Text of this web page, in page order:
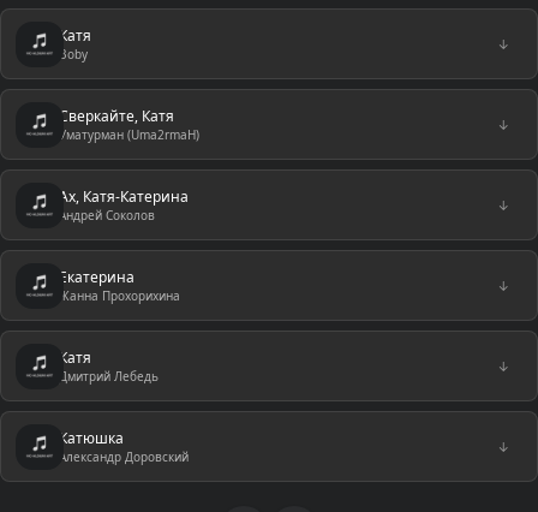
Катя
Boby
↓
Сверкайте, Катя
Уматурман (Uma2rmaH)
↓
Ах, Катя-Катерина
Андрей Соколов
↓
Екатерина
Жанна Прохорихина
↓
Катя
Дмитрий Лебедь
↓
Катюшка
Александр Доровский
↓